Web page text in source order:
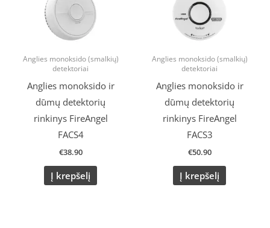
Anglies monoksido (smalkių)
detektoriai
Anglies monoksido ir
dūmų detektorių
rinkinys FireAngel
FACS4
€38.90
Į krepšelį
Anglies monoksido (smalkių)
detektoriai
Anglies monoksido ir
dūmų detektorių
rinkinys FireAngel
FACS3
€50.90
Į krepšelį